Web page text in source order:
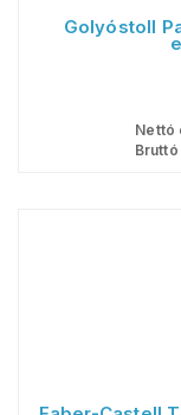
Golyóstoll
Nettó